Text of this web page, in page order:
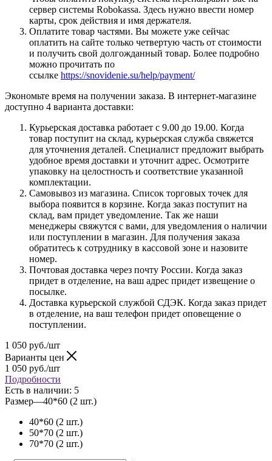
сервер системы Robokassa. Здесь нужно ввести номер
карты, срок действия и имя держателя.
Оплатите товар частями. Вы можете уже сейчас
оплатить на сайте только четвертую часть от стоимости
и получить свой долгожданный товар. Более подробно
можно прочитать по
ссылке https://snovidenie.su/help/payment/
Экономьте время на получении заказа. В интернет-магазине
доступно 4 варианта доставки:
Курьерская доставка работает с 9.00 до 19.00. Когда
товар поступит на склад, курьерская служба свяжется
для уточнения деталей. Специалист предложит выбрать
удобное время доставки и уточнит адрес. Осмотрите
упаковку на целостность и соответствие указанной
комплектации.
Самовывоз из магазина. Список торговых точек для
выбора появится в корзине. Когда заказ поступит на
склад, вам придет уведомление. Так же наши
менеджеры свяжутся с вами, для уведомления о наличии
или поступлении в магазин. Для получения заказа
обратитесь к сотруднику в кассовой зоне и назовите
номер.
Почтовая доставка через почту России. Когда заказ
придет в отделение, на ваш адрес придет извещение о
посылке.
Доставка курьерской службой СДЭК. Когда заказ придет
в отделение, на ваш телефон придет оповещение о
поступлении.
1 050 руб./шт
Варианты цен
1 050 руб./шт
Подробности
Есть в наличии: 5
Размер—40*60 (2 шт.)
40*60 (2 шт.)
50*70 (2 шт.)
70*70 (2 шт.)